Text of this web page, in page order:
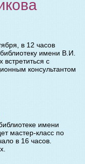
в 12 часов
имени В.И.
с
консультантом
имени
мастер-класс по
в 16 часов.